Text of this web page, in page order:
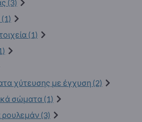
(3)
(1)
χύτευσης με έγχυση (2)
σώματα (1)
ρουλεμάν (3)